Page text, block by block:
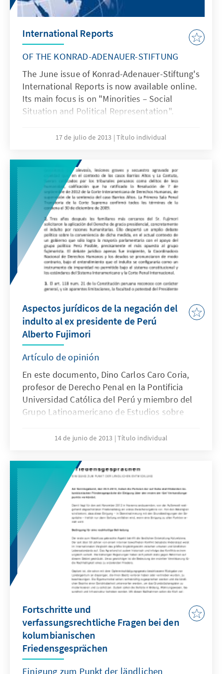
International Reports
OF THE KONRAD-ADENAUER-STIFTUNG
The June issue of Konrad-Adenauer-Stiftung's
International Reports is now available online.
Its main focus is on "Minorities – Social
Situation and Political Representation".
17 de julio de 2013 Título individual
Aspectos jurídicos de la negación del
indulto al ex presidente de Perú
Alberto Fujimori
Artículo de opinión
En este documento, Dino Carlos Caro Coria,
profesor de Derecho Penal en la Pontificia
Universidad Católica del Perú y miembro del
Grupo Latinoamericano de Estudios sobre
Konrad Adenauer, presenta su opinión sobre
en Perú.
14 de junio de 2013 Título individual
Fortschritte und
verfassungsrechtliche Fragen bei den
kolumbianischen
Friedensgesprächen
Einigung zum Punkt der ländlichen